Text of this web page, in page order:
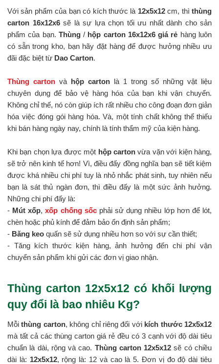
Với sản phẩm của bạn có kích thước là 12x5x12cm, thìthùng
carton 16x12x6sẽ là sự lựa chọn tối ưu nhất dành cho sản
phẩm của bạn. Thùng/ hộp carton 16x12x6 giá rẻ hàng luôn
có sẵn trong kho, bạn hãy đặt hàng để được hưởng nhiều ưu
đãi đặc biệt từ Dao Carton.
Thùng carton và hộp carton là 1 trong số những vật liệu
chuyên dụng để bảo vệ hàng hóa của bạn khi vận chuyển.
Không chỉ thế, nó còn giúp ích rất nhiều cho công đoạn đơn giản
hóa việc đóng gói hàng hóa. Và, một tính chất không thể thiếu
khi bán hàng ngày nay, chính là tính thẩm mỹ của kiện hàng.
Khi bạn chọn lựa được một hộp cartonvừa vặn với kiện hàng,
sẽ trở nên kinh tế hơn! Vì, điều đấy đồng nghĩa bạn sẽ tiết kiệm
được khá nhiều chi phí tuy là nhỏ nhắc phát sinh, tuy nhiên nếu
bạn là sát thủ ngàn đơn, thì điều đấy là một sức ảnh hưởng.
Những chi phí đấy là:
- Mút xốp,xốp chống sốcphải sử dụng nhiều lớp hơn để lót,
chèn hoặc phủ kính để đảm bảo ổn định sản phẩm;
- Băng keo quấn sẽ sử dụng nhiều hơn so với sự cần thiết;
- Tăng kích thước kiện hàng, ảnh hưởng đến chi phí vận
chuyển sản phẩm khi gửi các đơn vị giao nhận.
Thùng carton 12x5x12 có khối lượng
quy đổi là bao nhiêu Kg?
Mỗithùng carton, không chỉ riêng đối với kích thước 12x5x12
mà tất cả các thùng carton giá rẻ đều có 3 cạnh với độ dài tiêu
chuẩn là dài, rộng và cao. Thùng carton 12x5x12 sẽ có chiều
dài là: 12x5x12, rộng là: 12 và cao là 5. Đơn vị đo độ dài tiêu